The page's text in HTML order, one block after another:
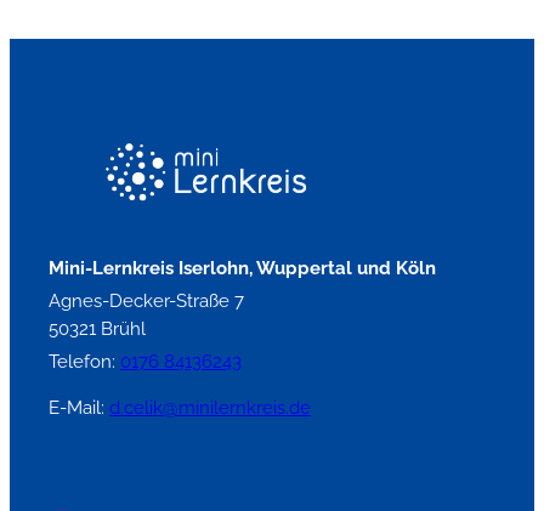
Mini-Lernkreis Iserlohn, Wuppertal und Köln
Agnes-Decker-Straße 7
50321 Brühl
Telefon: 0176 84136243
E-Mail: d.celik@minilernkreis.de